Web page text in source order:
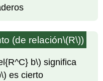
(de relación\(R\))
b\) significa
es cierto